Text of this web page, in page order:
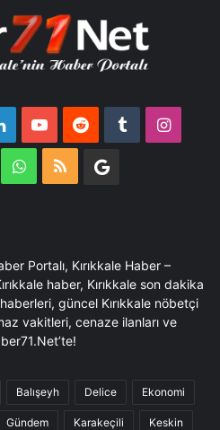
LinkedInYouTubeReddit Tumblr
WhatsApp
RSS
Google
Portalı, Kırıkkale Haber –
haber, Kırıkkale son dakika
güncel Kırıkkale nöbetçi
vakitleri, cenaze ilanları ve
Balışeyh Delice Ekonomi
Gündem Karakeçili Keskin